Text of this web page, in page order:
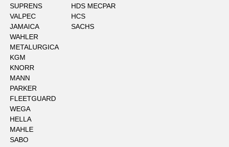
SUPRENS
VALPEC
JAMAICA
WAHLER
METALURGICA
KGM
KNORR
MANN
PARKER
FLEETGUARD
WEGA
HELLA
MAHLE
SABO
HDS MECPAR
HCS
SACHS